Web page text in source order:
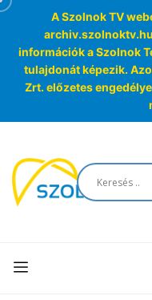
A Szolnok TV
információk a Szolnok
tulajdonát képezik.
Zrt. előzetes
the
content